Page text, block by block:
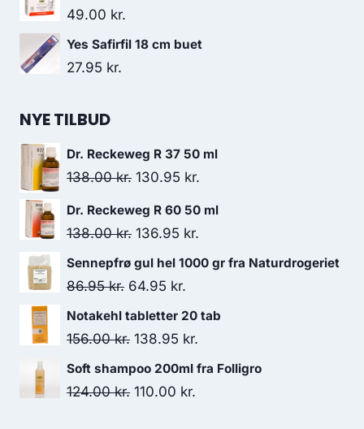
49.00 kr.
Yes Safirfil 18 cm buet
27.95 kr.
NYE TILBUD
Dr. Reckeweg R 37 50 ml
138.00kr. Den
pris
138.00 kr..
130.95 kr.
130.95 kr..
Dr. Reckeweg R 60 50 ml
138.00kr. Den
oprindelige
pris
138.00 kr..
136.95 kr.
aktuelle
Sennepfrø gul hel 1000 gr fra Naturdrogeriet
86.95kr. Den
oprindelige
pris
86.95 kr..
64.95 kr.
aktuelle
pris
Notakehl tabletter 20 tab
156.00kr. Den
oprindelige
pris
138.95 kr.
aktuelle
Soft shampoo 200ml fra Folligro
124.00kr. Den
110.00 kr.